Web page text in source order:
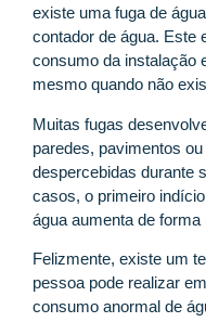
existe uma fuga de
contador de água. Este
consumo da instalação
mesmo quando não
Muitas fugas
paredes, pavimentos
despercebidas durante
casos, o primeiro
água aumenta de forma
Felizmente, existe um
pessoa pode realizar
consumo anormal de